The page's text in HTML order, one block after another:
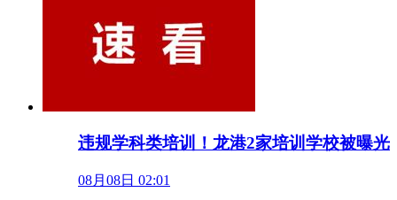
违规学科类培训！龙港2家培训学校被曝光
08月08日 02:01